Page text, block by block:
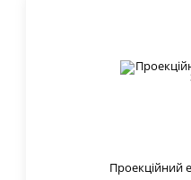
Проекційний